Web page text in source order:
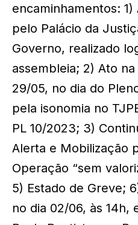
encaminhamentos:
pelo Palácio da
Governo, realizado
assembleia; 2) Ato
29/05, no dia do
pela isonomia no
PL 10/2023; 3)
Alerta e Mobilização
Operação “sem
5) Estado de Greve;
no dia 02/06, às 14h,